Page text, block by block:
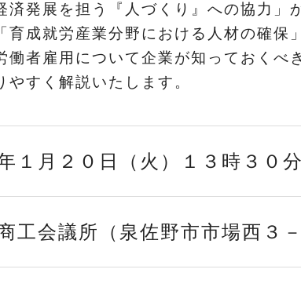
済発展を担う『人づくり』への協力」
育成就労産業分野における人材の確保
働者雇用について企業が知っておくべ
すく解説いたします。
１月２０日（火）１３時３０
工会議所（泉佐野市市場西３